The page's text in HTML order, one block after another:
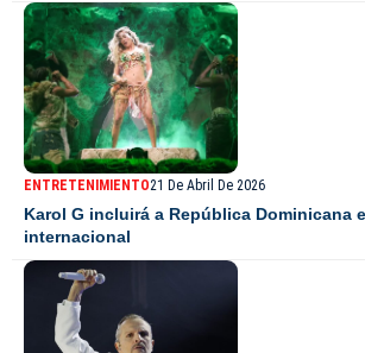
ENTRETENIMIENTO21 De Abril De 2026
Karol G incluirá a República Dominicana
internacional